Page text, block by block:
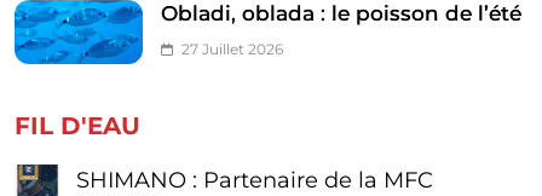
Obladi, oblada : le poisson de l’été
27 Juillet 2026
FIL D'EAU
SHIMANO : Partenaire de la MFC